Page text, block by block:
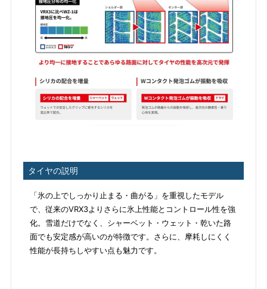
タイヤの説明
「氷の上でしっかり止まる・曲がる」を重視したモデル
で、従来のVRX3よりさらに氷上性能とコントロール性を強
化。雪道だけでなく、シャーベット・ウェット・乾いた路
面でも安定感が高いのが特徴です。さらに、摩耗しにくく
性能が長持ちしやすい点も魅力です。